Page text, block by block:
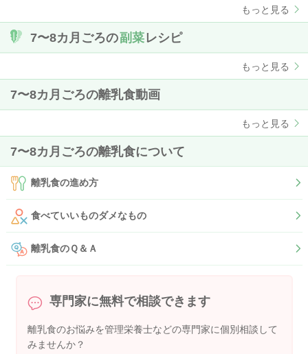
もっと見る
7〜8カ月ごろの副菜レシピ
もっと見る
7〜8カ月ごろの離乳食動画
もっと見る
7〜8カ月ごろの離乳食について
離乳食の進め方
食べていいものダメなもの
離乳食のＱ＆Ａ
専門家に無料で相談できます
離乳食のお悩みを管理栄養士などの専門家に個別相談して
みませんか？